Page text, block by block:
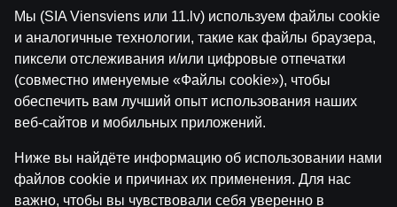
Эта игра недоступна как демо-версия.
Пожалуйста, авторизуйся, чтобы играть в
эту игру на реальные деньги.
Войти
Мы (SIA Viensviens или 11.lv) используем файлы cookie
и аналогичные технологии, такие как файлы браузера,
пиксели отслеживания и/или цифровые отпечатки
(совместно именуемые «Файлы cookie»), чтобы
обеспечить вам лучший опыт использования наших
веб-сайтов и мобильных приложений.
Ниже вы найдёте информацию об использовании нами
файлов cookie и причинах их применения. Для нас
важно, чтобы вы чувствовали себя уверенно в